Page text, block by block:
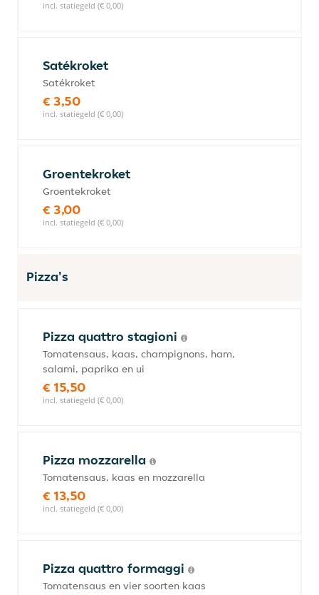
incl. statiegeld (€ 0,00)
Satékroket
Satékroket
€ 3,50
incl. statiegeld (€ 0,00)
Groentekroket
Groentekroket
€ 3,00
incl. statiegeld (€ 0,00)
Pizza's
Pizza quattro stagioni
Tomatensaus, kaas, champignons, ham,
salami, paprika en ui
€ 15,50
incl. statiegeld (€ 0,00)
Pizza mozzarella
Tomatensaus, kaas en mozzarella
€ 13,50
incl. statiegeld (€ 0,00)
Pizza quattro formaggi
Tomatensaus en vier soorten kaas